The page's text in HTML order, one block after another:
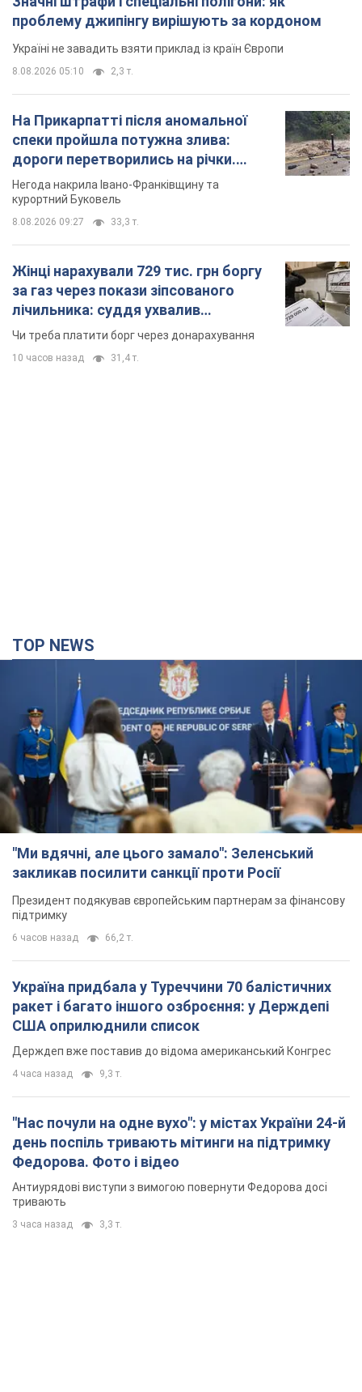
проблему джипінгу вирішують за кордоном
Україні не завадить взяти приклад із країн Європи
8.08.2026 05:10 2,3 т.
На Прикарпатті після аномальної
спеки пройшла потужна злива:
дороги перетворились на річки.
Відео
Негода накрила Івано-Франківщину та
курортний Буковель
8.08.2026 09:27 33,3 т.
Жінці нарахували 729 тис. грн боргу
за газ через покази зіпсованого
лічильника: суддя ухвалив
неочікуване рішення
Чи треба платити борг через донарахування
10 часов назад 31,4 т.
TOP NEWS
"Ми вдячні, але цього замало": Зеленський
закликав посилити санкції проти Росії
Президент подякував європейським партнерам за фінансову
підтримку
6 часов назад 66,2 т.
Україна придбала у Туреччини 70 балістичних
ракет і багато іншого озброєння: у Держдепі
США оприлюднили список
Держдеп вже поставив до відома американський Конгрес
4 часа назад 9,3 т.
"Нас почули на одне вухо": у містах України 24-й
день поспіль тривають мітинги на підтримку
Федорова. Фото і відео
Антиурядові виступи з вимогою повернути Федорова досі
тривають
3 часа назад 3,3 т.